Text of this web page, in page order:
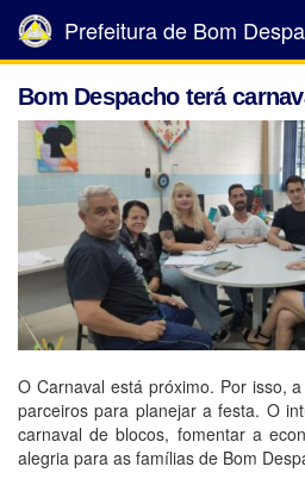
Prefeitura de Bom
Bom Despacho terá
O Carnaval está próximo. Por isso,
parceiros para planejar a festa. O
carnaval de blocos, fomentar a
alegria para as famílias de Bom